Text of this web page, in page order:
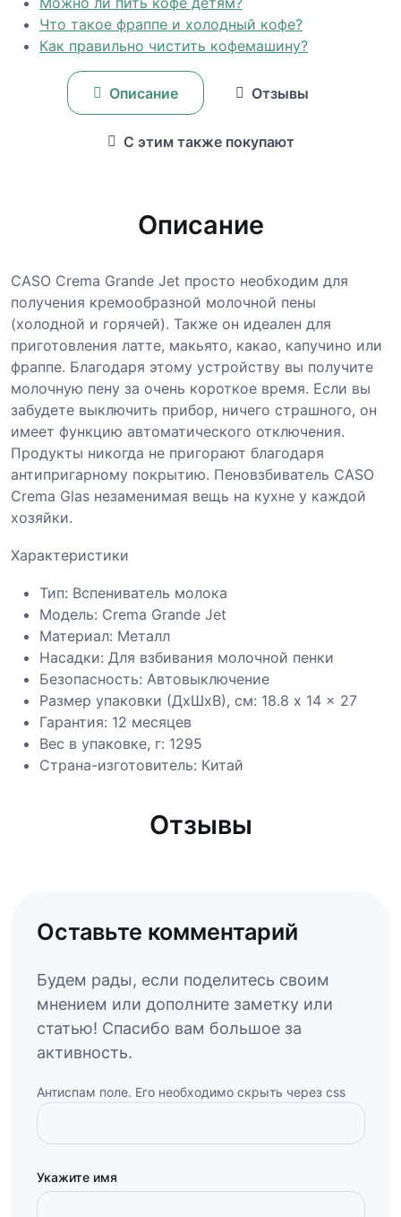
Что такое фраппе и холодный кофе?
Как правильно чистить кофемашину?
Описание Отзывы
С этим также покупают
Описание
CASO Crema Grande Jet просто необходим для
получения кремообразной молочной пены
(холодной и горячей). Также он идеален для
приготовления латте, макьято, какао, капучино или
фраппе. Благодаря этому устройству вы получите
молочную пену за очень короткое время. Если вы
забудете выключить прибор, ничего страшного, он
имеет функцию автоматического отключения.
Продукты никогда не пригорают благодаря
антипригарному покрытию. Пеновзбиватель CASO
Crema Glas незаменимая вещь на кухне у каждой
хозяйки.
Характеристики
Тип: Вспениватель молока
Модель: Crema Grande Jet
Материал: Металл
Насадки: Для взбивания молочной пенки
Безопасность: Автовыключение
Размер упаковки (ДхШхВ), см: 18.8 x 14 x 27
Гарантия: 12 месяцев
Вес в упаковке, г: 1295
Страна-изготовитель: Китай
Отзывы
Оставьте комментарий
Будем рады, если поделитесь своим
мнением или дополните заметку или
статью! Спасибо вам большое за
активность.
Антиспам поле. Его необходимо скрыть через css
Укажите имя